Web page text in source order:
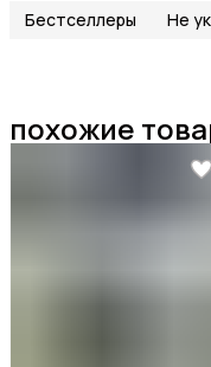
Бестселлеры Не
похожие